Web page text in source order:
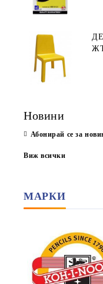
Новини
Абонирай се за
Виж всички
МАРКИ